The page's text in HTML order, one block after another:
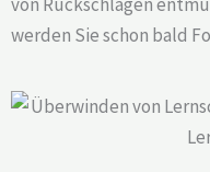
werden Sie schon bald